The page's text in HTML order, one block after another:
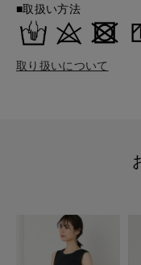
■取扱い方法
取り扱いについて